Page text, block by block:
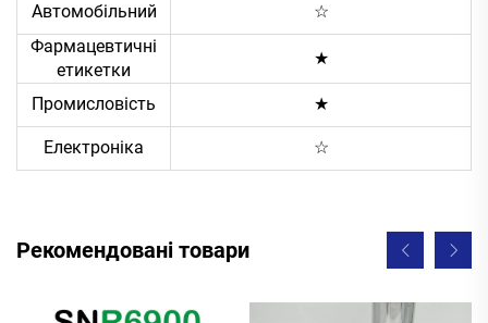
Автомобільний
☆
Фармацевтичні
етикетки
★
Промисловість ★
Електроніка ☆
Рекомендовані товари